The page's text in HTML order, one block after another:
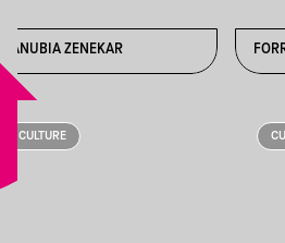
DANUBIA ZENEKAR
CULTURE